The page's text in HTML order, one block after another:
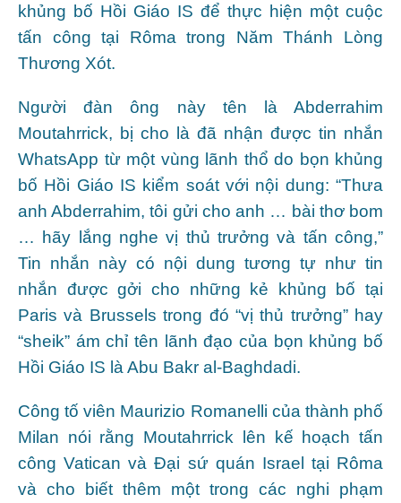
khủng bố Hồi Giáo IS để thực hiện một cuộc
tấn công tại Rôma trong Năm Thánh Lòng
Thương Xót.
Người đàn ông này tên là Abderrahim
Moutahrrick, bị cho là đã nhận được tin nhắn
WhatsApp từ một vùng lãnh thổ do bọn khủng
bố Hồi Giáo IS kiểm soát với nội dung: “Thưa
anh Abderrahim, tôi gửi cho anh … bài thơ bom
… hãy lắng nghe vị thủ trưởng và tấn công,”
Tin nhắn này có nội dung tương tự như tin
nhắn được gởi cho những kẻ khủng bố tại
Paris và Brussels trong đó “vị thủ trưởng” hay
“sheik” ám chỉ tên lãnh đạo của bọn khủng bố
Hồi Giáo IS là Abu Bakr al-Baghdadi.
Công tố viên Maurizio Romanelli của thành phố
Milan nói rằng Moutahrrick lên kế hoạch tấn
công Vatican và Đại sứ quán Israel tại Rôma
và cho biết thêm một trong các nghi phạm